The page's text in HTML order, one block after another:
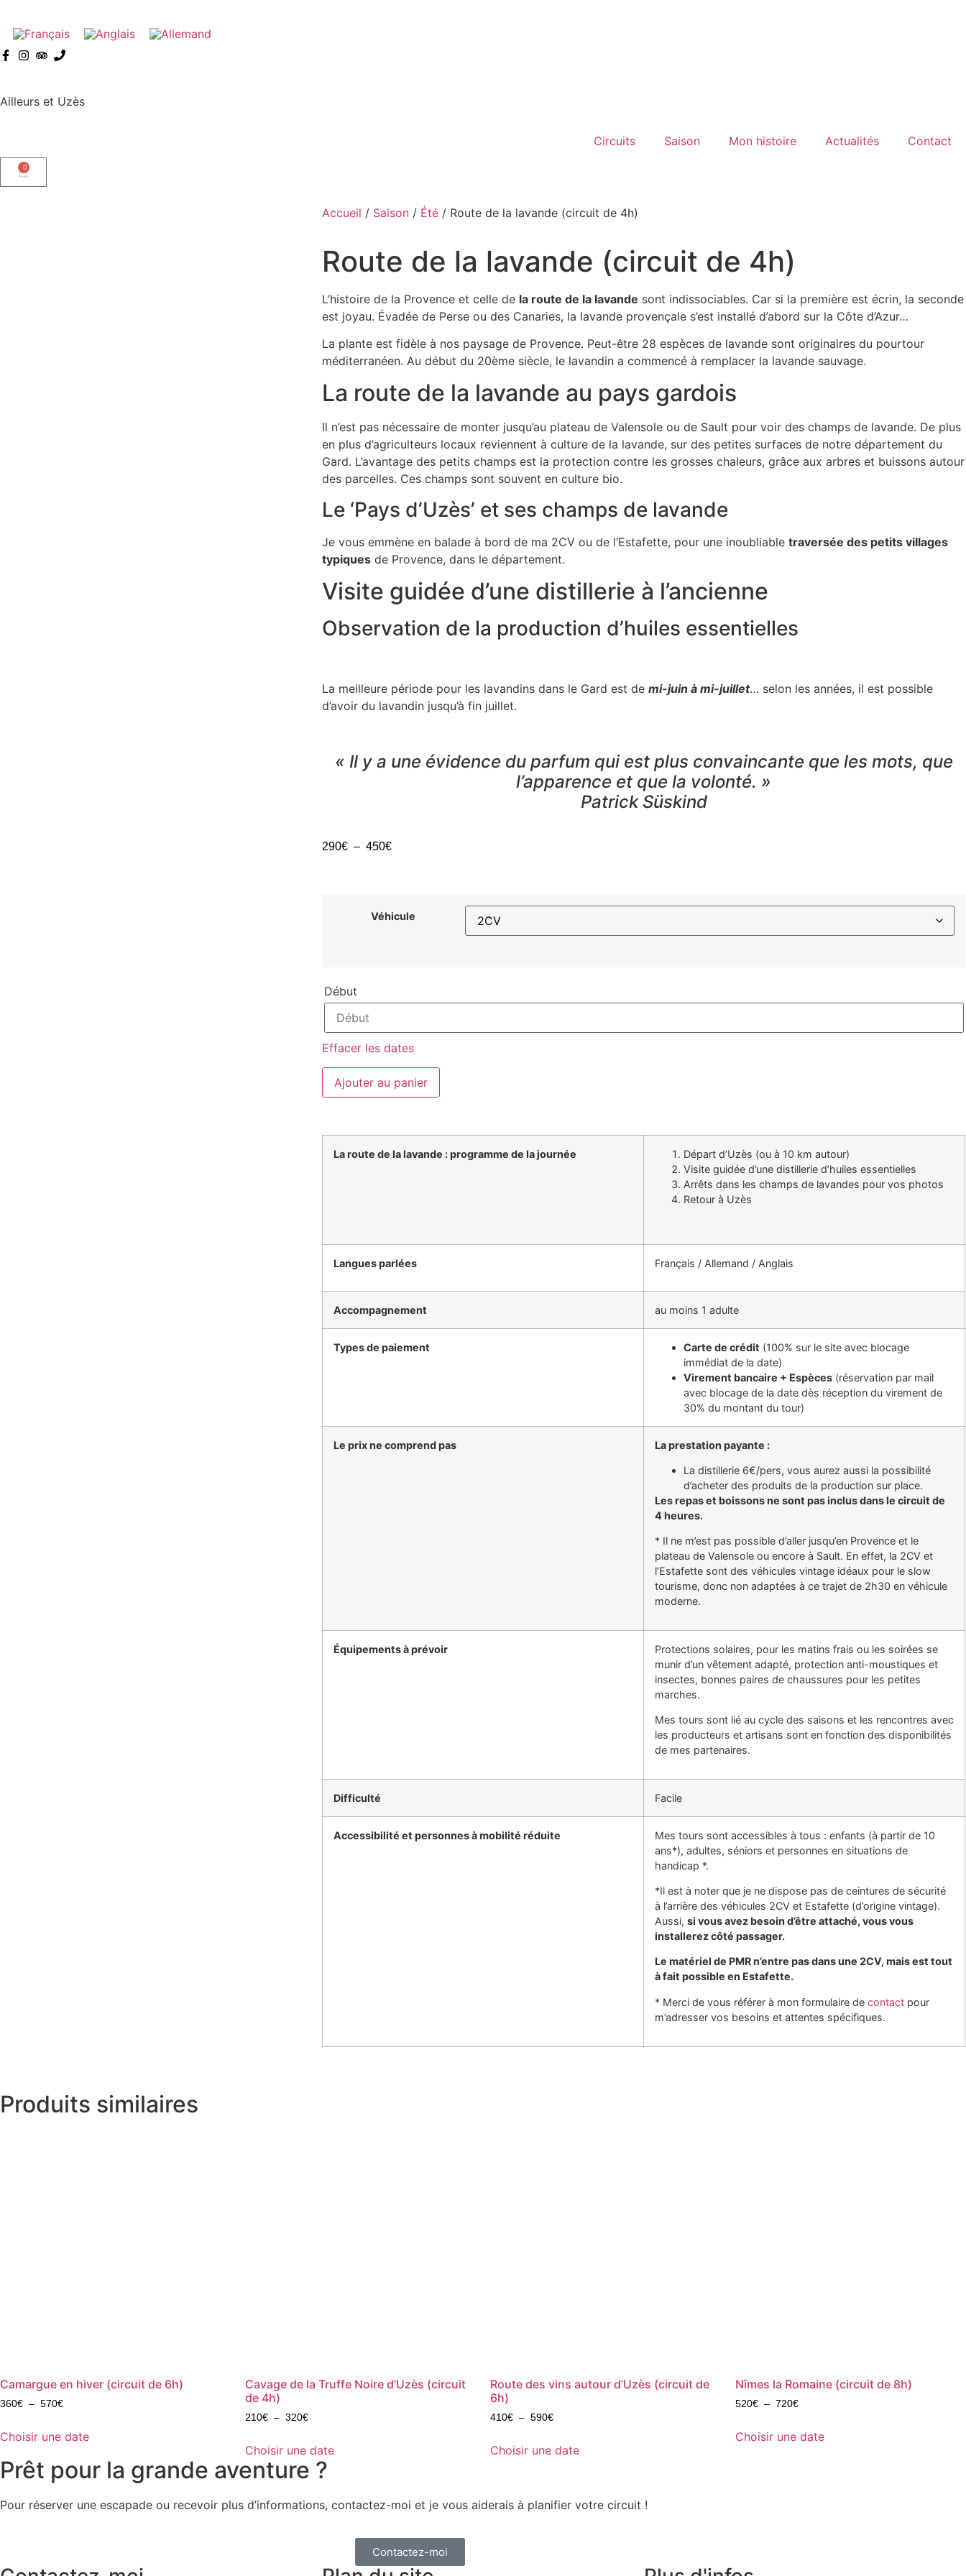
Ailleurs et Uzès
Circuits Saison Mon histoire Actualités Contact
0
Accueil / Saison/ Été/ Route de la lavande (circuit de 4h)
Route de la lavande (circuit de 4h)
L’histoire de la Provence et celle de la route de la lavande sont indissociables. Car si la première est écrin, la seconde
est joyau. Évadée de Perse ou des Canaries, la lavande provençale s’est installé d’abord sur la Côte d’Azur…
La plante est fidèle à nos paysage de Provence. Peut-être 28 espèces de lavande sont originaires du pourtour
méditerranéen. Au début du 20ème siècle, le lavandin a commencé à remplacer la lavande sauvage.
La route de la lavande au pays gardois
Il n’est pas nécessaire de monter jusqu’au plateau de Valensole ou de Sault pour voir des champs de lavande. De plus
en plus d’agriculteurs locaux reviennent à culture de la lavande, sur des petites surfaces de notre département du
Gard. L’avantage des petits champs est la protection contre les grosses chaleurs, grâce aux arbres et buissons autour
des parcelles. Ces champs sont souvent en culture bio.
Le ‘Pays d’Uzès’ et ses champs de lavande
Je vous emmène en balade à bord de ma 2CV ou de l’Estafette, pour une inoubliable traversée des petits villages
typiquesde Provence, dans le département.
Visite guidée d’une distillerie à l’ancienne
Observation de la production d’huiles essentielles
La meilleure période pour les lavandins dans le Gard est de mi-juin à mi-juillet… selon les années, il est possible
d’avoir du lavandin jusqu’à fin juillet.
« Il y a une évidence du parfum qui est plus convaincante que les mots, que
l’apparence et que la volonté. »
Patrick Süskind
290€ – 450€
Véhicule
Début
Effacer les dates
Ajouter au panier
La route de la lavande : programme de la journée
Départ d’Uzès (ou à 10 km autour)
Visite guidée d’une distillerie d’huiles essentielles
Arrêts dans les champs de lavandes pour vos photos
Retour à Uzès
Langues parlées Français / Allemand / Anglais
Accompagnement au moins 1 adulte
Types de paiement Carte de crédit (100% sur le site avec blocage
immédiat de la date)
Virement bancaire + Espèces(réservation par mail
avec blocage de la date dès réception du virement de
30% du montant du tour)
Le prix ne comprend pas Laprestation payante :
La distillerie 6€/pers, vous aurez aussi la possibilité
d’acheter des produits de la production sur place.
Les repas et boissons ne sont pas inclus dans le circuit de
4 heures.
* Il ne m’est pas possible d’aller jusqu’en Provence et le
plateau de Valensole ou encore à Sault. En effet, la 2CV et
l’Estafette sont des véhicules vintage idéaux pour le slow
tourisme, donc non adaptées à ce trajet de 2h30 en véhicule
moderne.
Équipements à prévoir
Protections solaires, pour les matins frais ou les soirées se
munir d’un vêtement adapté, protection anti-moustiques et
insectes, bonnes paires de chaussures pour les petites
marches.
Mes tours sont lié au cycle des saisons et les rencontres avec
les producteurs et artisans sont en fonction des disponibilités
de mes partenaires.
Difficulté Facile
Accessibilité et personnes à mobilité réduite
Mes tours sont accessibles à tous : enfants (à partir de 10
ans*), adultes, séniors et personnes en situations de
handicap *.
*Il est à noter que je ne dispose pas de ceintures de sécurité
à l’arrière des véhicules 2CV et Estafette (d’origine vintage).
Aussi, si vous avez besoin d’être attaché, vous vous
installerez côté passager.
Le matériel de PMR n’entre pas dans une 2CV, mais est tout
à fait possible en Estafette.
* Merci de vous référer à mon formulaire de contactpour
m’adresser vos besoins et attentes spécifiques.
Produits similaires
Camargue en hiver (circuit de 6h)
360€ – 570€
Choisir une date
Cavage de la Truffe Noire d’Uzès (circuit
de 4h)
210€ – 320€
Choisir une date
Route des vins autour d’Uzès (circuit de
6h)
410€ – 590€
Choisir une date
Nîmes la Romaine (circuit de 8h)
520€ – 720€
Choisir une date
Prêt pour la grande aventure ?
Pour réserver une escapade ou recevoir plus d’informations, contactez-moi et je vous aiderais à planifier votre circuit !
Contactez-moi